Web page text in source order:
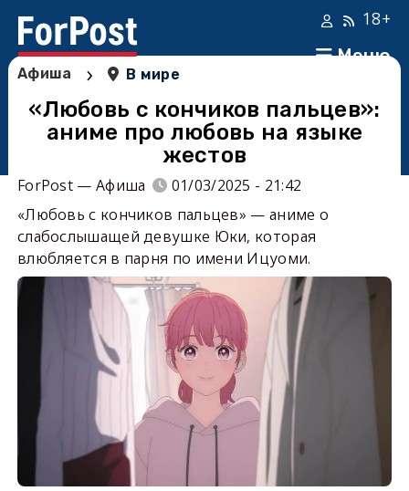
Меню
18+
Афиша › В мире
«Любовь с кончиков пальцев»:
аниме про любовь на языке
жестов
ForPost — Афиша
01/03/2025 - 21:42
«Любовь с кончиков пальцев» — аниме о
слабослышащей девушке Юки, которая
влюбляется в парня по имени Ицуоми.